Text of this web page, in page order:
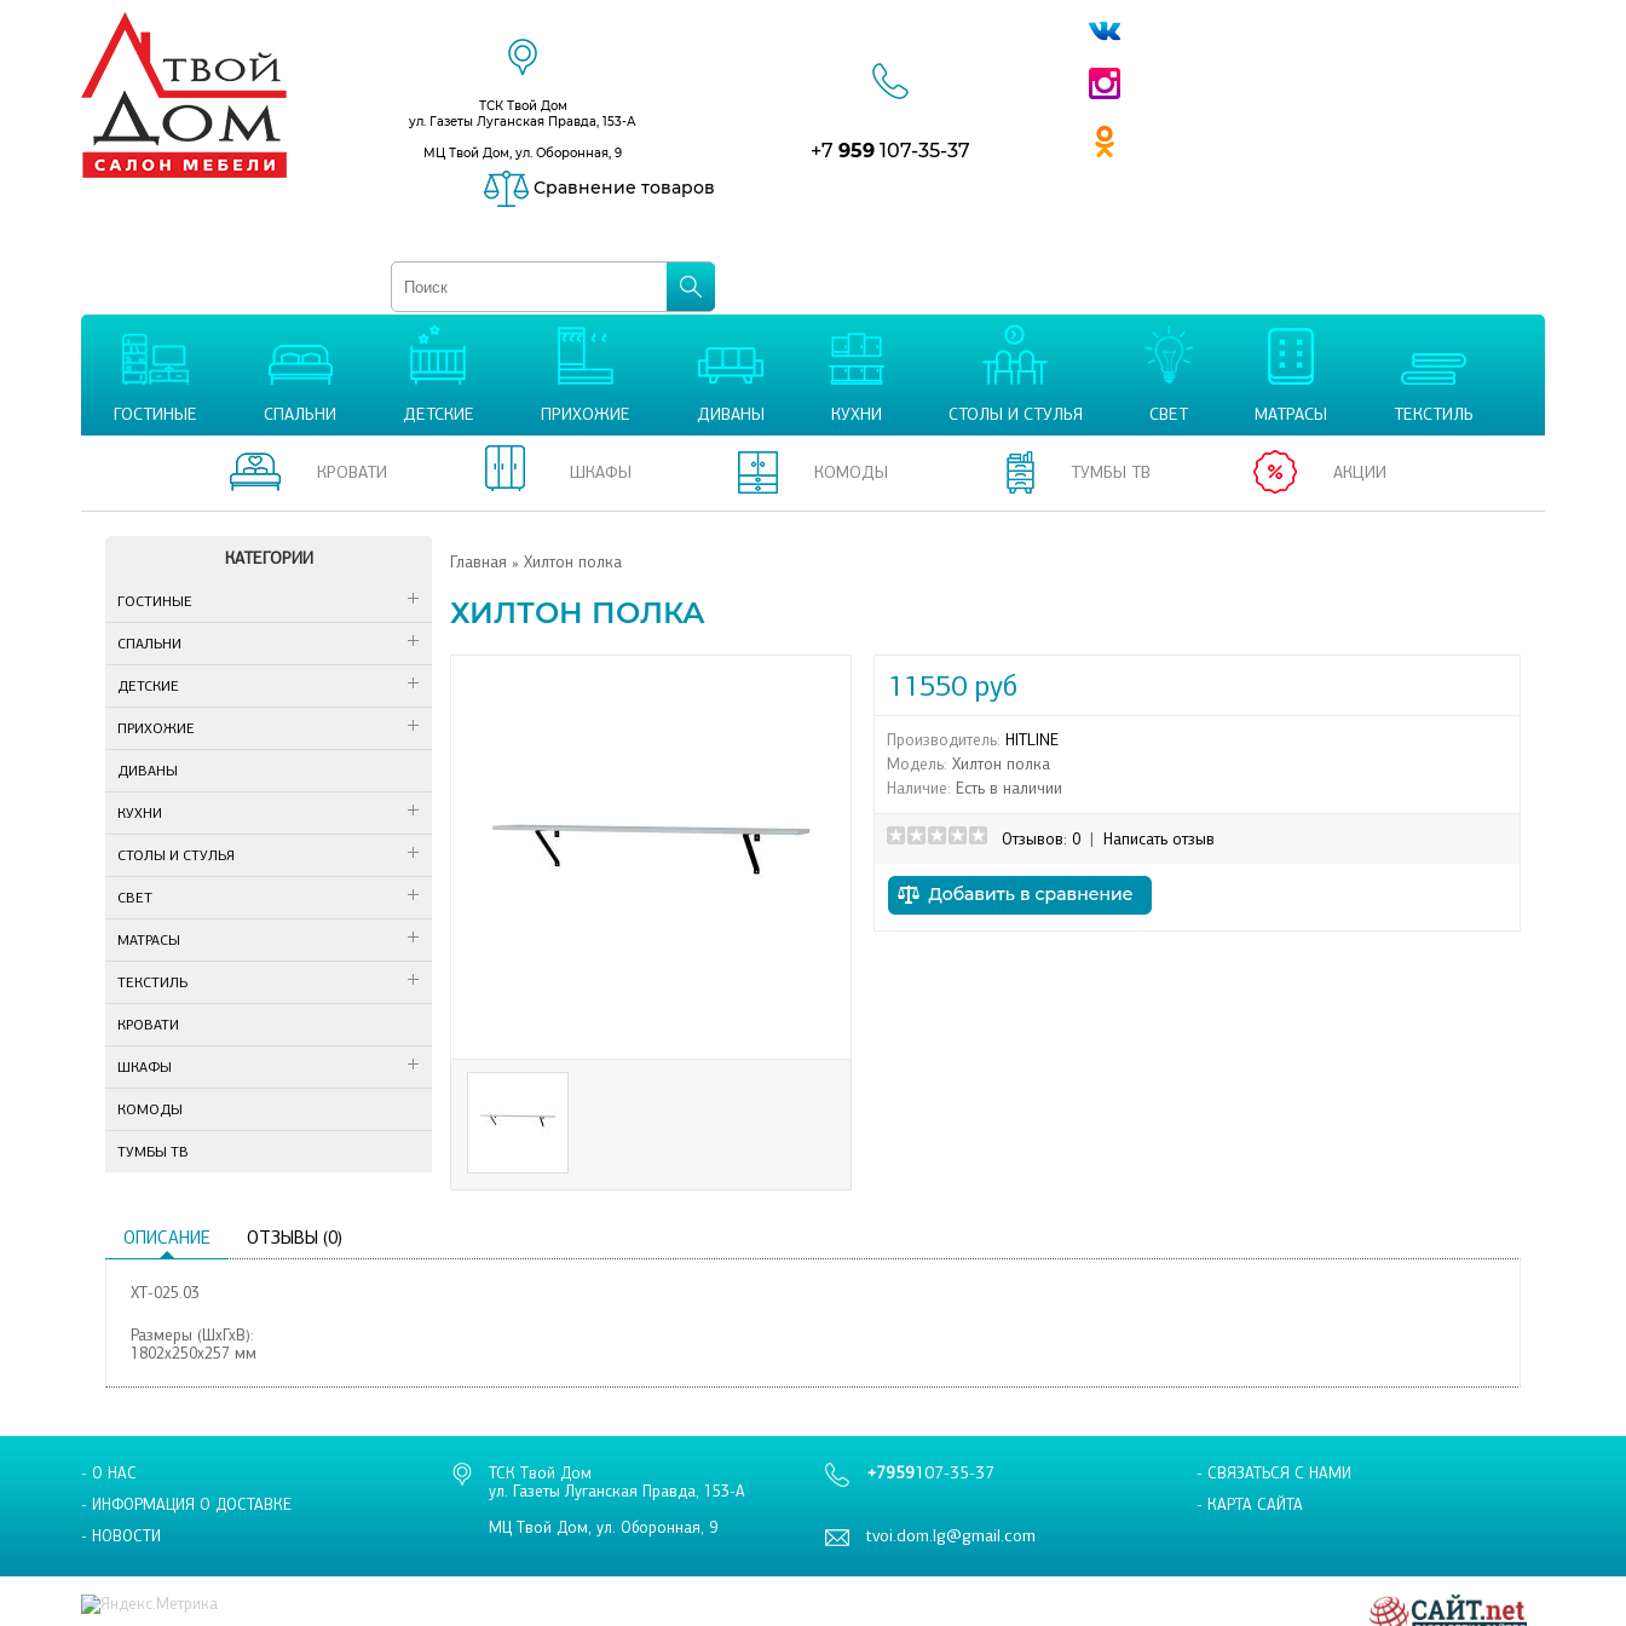
ТСК Твой Дом
ул. Газеты Луганская Правда, 153-А
МЦ Твой Дом, ул. Оборонная, 9
+7 959 107-35-37
Сравнение товаров
ГОСТИНЫЕ СПАЛЬНИ ДЕТСКИЕ ПРИХОЖИЕ ДИВАНЫ КУХНИ СТОЛЫ И СТУЛЬЯ СВЕТ МАТРАСЫ ТЕКСТИЛЬ
КРОВАТИ ШКАФЫ КОМОДЫ ТУМБЫ ТВ АКЦИИ
КАТЕГОРИИ
ГОСТИНЫЕ
СПАЛЬНИ
ДЕТСКИЕ
ПРИХОЖИЕ
ДИВАНЫ
КУХНИ
СТОЛЫ И СТУЛЬЯ
СВЕТ
МАТРАСЫ
ТЕКСТИЛЬ
КРОВАТИ
ШКАФЫ
КОМОДЫ
ТУМБЫ ТВ
Главная » Хилтон полка
ХИЛТОН ПОЛКА
11550 руб
Производитель: HITLINE
Модель: Хилтон полка
Наличие: Есть в наличии
Отзывов: 0 Написать отзыв
ОПИСАНИЕ ОТЗЫВЫ (0)
ХТ-025.03
Размеры (ШхГхВ):
1802х250х257 мм
- О НАС
- ИНФОРМАЦИЯ О ДОСТАВКЕ
- НОВОСТИ
ТСК Твой Дом
ул. Газеты Луганская Правда, 153-А
МЦ Твой Дом, ул. Оборонная, 9
+7959107-35-37
tvoi.dom.lg@gmail.com
- СВЯЗАТЬСЯ С НАМИ
- КАРТА САЙТА